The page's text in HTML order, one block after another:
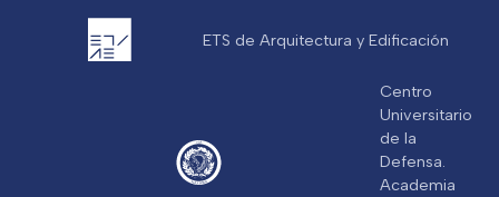
ETS de Arquitectura y Edificación
Centro
Universitario
de la
Defensa.
Academia